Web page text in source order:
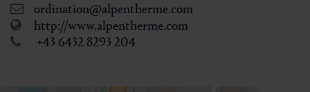
ordination@alpentherme.com
http://www.alpentherme.com
+43 6432 8293 204